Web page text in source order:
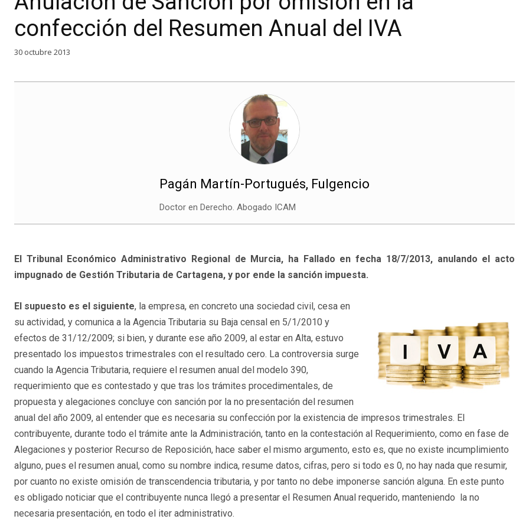
confección del Resumen Anual del IVA
30 octubre 2013
Pagán Martín-Portugués, Fulgencio
Doctor en Derecho. Abogado ICAM
El Tribunal Económico Administrativo Regional de Murcia, ha Fallado en fecha 18/7/2013, anulando el acto
impugnado de Gestión Tributaria de Cartagena, y por ende la sanción impuesta.
El supuesto es el siguiente, la empresa, en concreto una sociedad civil, cesa en
su actividad, y comunica a la Agencia Tributaria su Baja censal en 5/1/2010 y
efectos de 31/12/2009; si bien, y durante ese año 2009, al estar en Alta, estuvo
presentado los impuestos trimestrales con el resultado cero. La controversia surge
cuando la Agencia Tributaria, requiere el resumen anual del modelo 390,
requerimiento que es contestado y que tras los trámites procedimentales, de
propuesta y alegaciones concluye con sanción por la no presentación del resumen
anual del año 2009, al entender que es necesaria su confección por la existencia de impresos trimestrales. El
contribuyente, durante todo el trámite ante la Administración, tanto en la contestación al Requerimiento, como en fase de
Alegaciones y posterior Recurso de Reposición, hace saber el mismo argumento, esto es, que no existe incumplimiento
alguno, pues el resumen anual, como su nombre indica, resume datos, cifras, pero si todo es 0, no hay nada que resumir,
por cuanto no existe omisión de transcendencia tributaria, y por tanto no debe imponerse sanción alguna. En este punto
es obligado noticiar que el contribuyente nunca llegó a presentar el Resumen Anual requerido, manteniendo la no
necesaria presentación, en todo el iter administrativo.